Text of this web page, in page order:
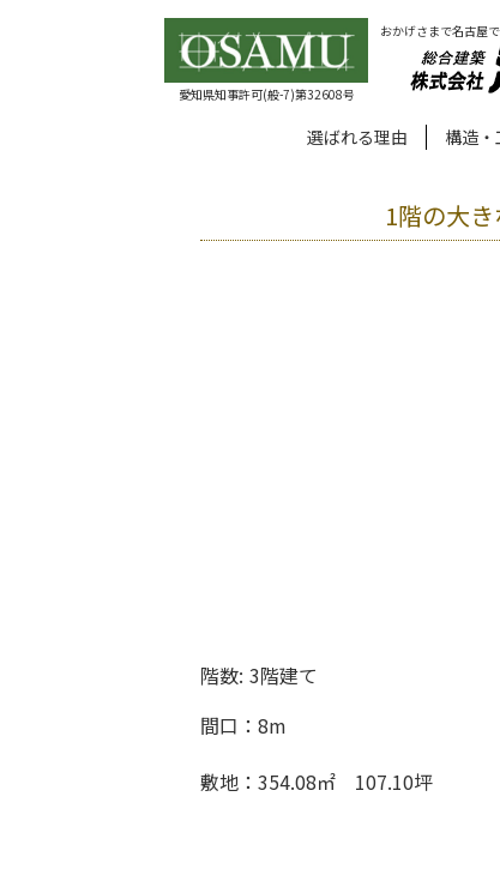
愛知県知事許可(般-7)第32608号
おかげさまで名古屋
選ばれる理由 構造・
1階の大
階数: 3階建て
間口：8m
敷地：354.08㎡ 107.10坪